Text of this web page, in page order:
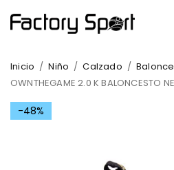
Inicio / Niño / Calzado /
OWNTHEGAME 2.0 K BALONCESTO
-48%